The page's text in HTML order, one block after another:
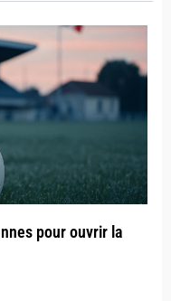
pour ouvrir la